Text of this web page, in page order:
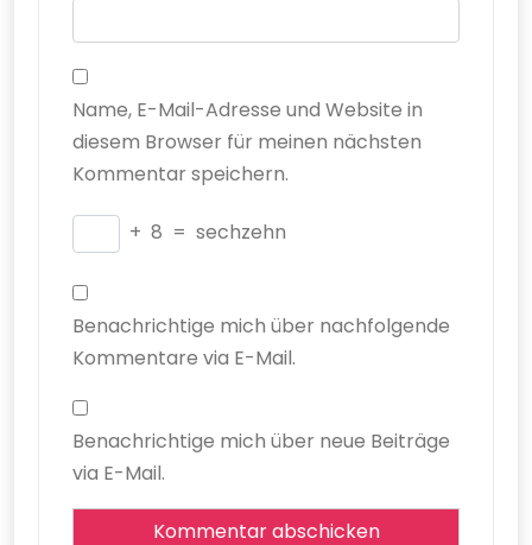
Name, E-Mail-Adresse und Website in
diesem Browser für meinen nächsten
Kommentar speichern.
+ 8 = sechzehn
Benachrichtige mich über nachfolgende
Kommentare via E-Mail.
Benachrichtige mich über neue Beiträge
via E-Mail.